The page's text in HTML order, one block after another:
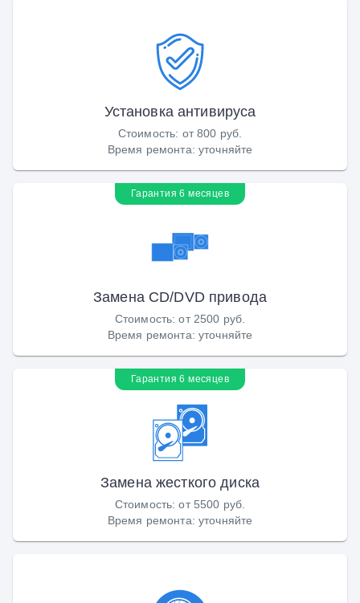
Установка антивируса
Стоимость: от 800 руб.
Время ремонта: уточняйте
Гарантия 6 месяцев
Замена CD/DVD привода
Стоимость:от 2500 руб.
Время ремонта: уточняйте
Гарантия 6 месяцев
Замена жесткого диска
Стоимость:от 5500 руб.
Время ремонта: уточняйте